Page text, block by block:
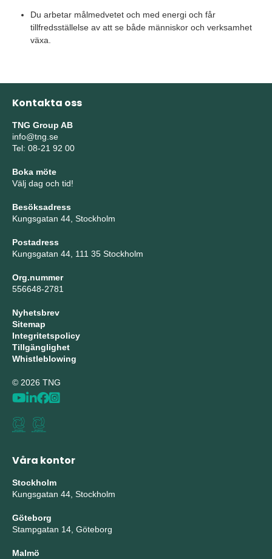
Du arbetar målmedvetet och med energi och får
tillfredsställelse av att se både människor och verksamhet
växa.
Kontakta oss
TNG Group AB
info@tng.se
Tel: 08-21 92 00
Boka möte
Välj dag och tid!
Besöksadress
Kungsgatan 44, Stockholm
Postadress
Kungsgatan 44, 111 35 Stockholm
Org.nummer
556648-2781
Nyhetsbrev
Sitemap
Integritetspolicy
Tillgänglighet
Whistleblowing
© 2026 TNG
Våra kontor
Stockholm
Kungsgatan 44, Stockholm
Göteborg
Stampgatan 14, Göteborg
Malmö